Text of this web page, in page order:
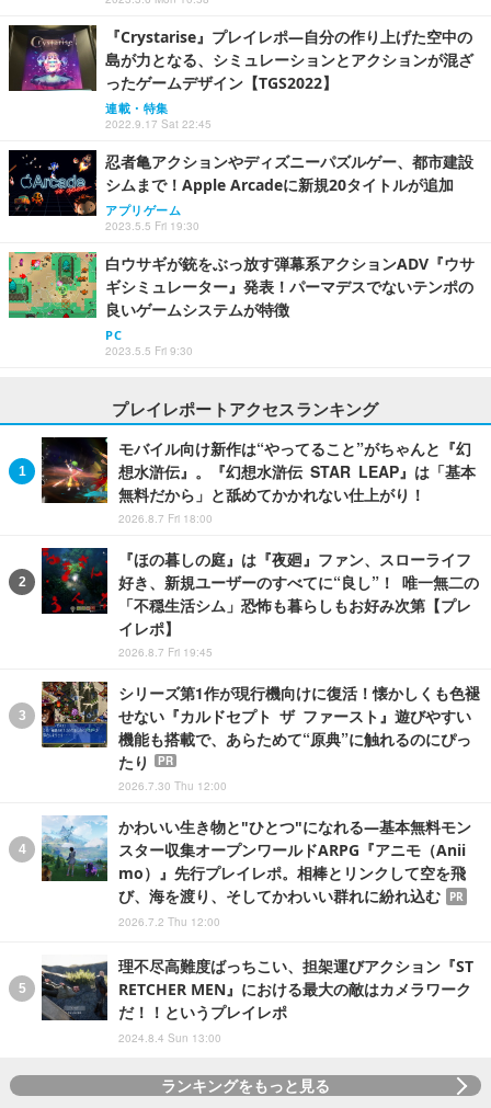
『Crystarise』プレイレポ―自分の作り上げた空中の
島が力となる、シミュレーションとアクションが混ざ
ったゲームデザイン【TGS2022】
連載・特集
2022.9.17 Sat 22:45
忍者亀アクションやディズニーパズルゲー、都市建設
シムまで！Apple Arcadeに新規20タイトルが追加
アプリゲーム
2023.5.5 Fri 19:30
白ウサギが銃をぶっ放す弾幕系アクションADV『ウサ
ギシミュレーター』発表！パーマデスでないテンポの
良いゲームシステムが特徴
PC
2023.5.5 Fri 9:30
プレイレポートアクセスランキング
モバイル向け新作は“やってること”がちゃんと『幻
想水滸伝』。『幻想水滸伝 STAR LEAP』は「基本
無料だから」と舐めてかかれない仕上がり！
2026.8.7 Fri 18:00
『ほの暮しの庭』は『夜廻』ファン、スローライフ
好き、新規ユーザーのすべてに“良し”！ 唯一無二の
「不穏生活シム」恐怖も暮らしもお好み次第【プレ
イレポ】
2026.8.7 Fri 19:45
シリーズ第1作が現行機向けに復活！懐かしくも色褪
せない『カルドセプト ザ ファースト』遊びやすい
機能も搭載で、あらためて“原典”に触れるのにぴっ
たり
PR
2026.7.30 Thu 12:00
かわいい生き物と"ひとつ"になれる―基本無料モン
スター収集オープンワールドARPG『アニモ（Anii
mo）』先行プレイレポ。相棒とリンクして空を飛
び、海を渡り、そしてかわいい群れに紛れ込む
PR
2026.7.2 Thu 12:00
理不尽高難度ばっちこい、担架運びアクション『ST
RETCHER MEN』における最大の敵はカメラワーク
だ！！というプレイレポ
2024.8.4 Sun 13:00
ランキングをもっと見る